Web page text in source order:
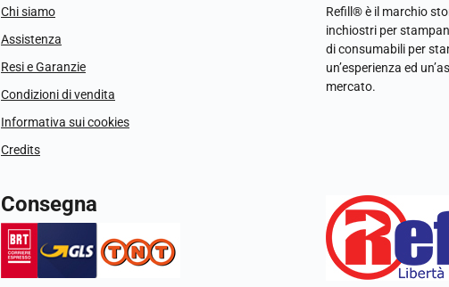
Chi siamo
Assistenza
Resi e Garanzie
Condizioni di vendita
Informativa sui cookies
Credits
Refill® è il marchio
inchiostri per
di consumabili per
un’esperienza ed
mercato.
Consegna